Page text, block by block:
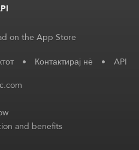
• Контактирај нè • API
and benefits